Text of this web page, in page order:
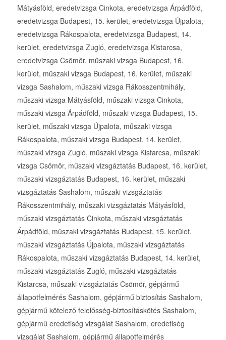
Mátyásföld, eredetvizsga Cinkota, eredetvizsga Árpádföld,
eredetvizsga Budapest, 15. kerület, eredetvizsga Újpalota,
eredetvizsga Rákospalota, eredetvizsga Budapest, 14.
kerület, eredetvizsga Zugló, eredetvizsga Kistarcsa,
eredetvizsga Csömör, műszaki vizsga Budapest, 16.
kerület, műszaki vizsga Budapest, 16. kerület, műszaki
vizsga Sashalom, műszaki vizsga Rákosszentmihály,
műszaki vizsga Mátyásföld, műszaki vizsga Cinkota,
műszaki vizsga Árpádföld, műszaki vizsga Budapest, 15.
kerület, műszaki vizsga Újpalota, műszaki vizsga
Rákospalota, műszaki vizsga Budapest, 14. kerület,
műszaki vizsga Zugló, műszaki vizsga Kistarcsa, műszaki
vizsga Csömör, műszaki vizsgáztatás Budapest, 16. kerület,
műszaki vizsgáztatás Budapest, 16. kerület, műszaki
vizsgáztatás Sashalom, műszaki vizsgáztatás
Rákosszentmihály, műszaki vizsgáztatás Mátyásföld,
műszaki vizsgáztatás Cinkota, műszaki vizsgáztatás
Árpádföld, műszaki vizsgáztatás Budapest, 15. kerület,
műszaki vizsgáztatás Újpalota, műszaki vizsgáztatás
Rákospalota, műszaki vizsgáztatás Budapest, 14. kerület,
műszaki vizsgáztatás Zugló, műszaki vizsgáztatás
Kistarcsa, műszaki vizsgáztatás Csömör, gépjármű
állapotfelmérés Sashalom, gépjármű biztosítás Sashalom,
gépjármű kötelező felelősség-biztosításkötés Sashalom,
gépjármű eredetiség vizsgálat Sashalom, eredetiség
vizsgálat Sashalom, gépjármű állapotfelmérés